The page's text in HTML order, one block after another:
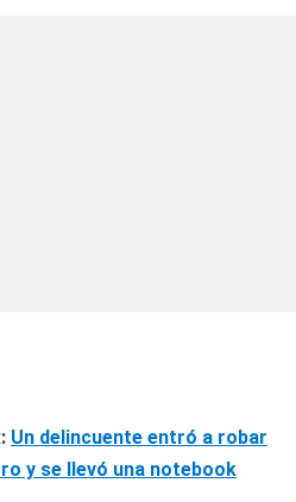
Un delincuente entró a robar
y se llevó una notebook